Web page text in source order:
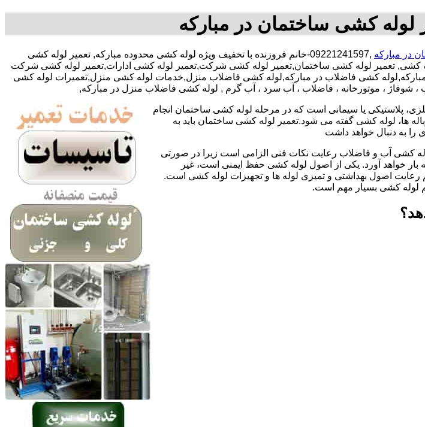
لوله کشی ساختمان در مبارکه
در مبارکه
,09221241597-خانم فروزنده با تخفیف ویژه لوله کشی محدوده مبارکه, تعمیر لوله کشی
کشی, تعمیر لوله کشی ساختمان,تعمیر لوله کشی شرکت,تعمیر لوله کشی ادارات,تعمیر لوله کشی شرکت
مبارکه,لوله کشی فاضلاب در مبارکه,لوله کشی فاضلاب منزل,خدمات لوله کشی منزل,تعمیرات لوله کشی
شوفاژ ، موتورخانه ، فاضلاب ، آب سرد ، آب گرم , لوله کشی فاضلاب منزل در مبارکه,
پلاستیکی یا سیمانی است که در مرحله لوله کشی ساختمان انجام
ها، لوله کشی گفته می شود.تعمیر لوله کشی ساختمان باید به
را به دنبال خواهد داشت
کشی آب و فاضلاب رعایت نکات فنی الزامی است زیرا در صورتی
خواهد آورد. یکی از اصول لوله کشی حفظ ایمنی است، غیر
رعایت اصول بهداشتی و تمیزی لوله ها و تجهیزات لوله کشی است.
لوله کشی بسیار مهم است.